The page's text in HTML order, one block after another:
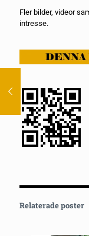
Fler bilder, videor
intresse.
Relaterade poster